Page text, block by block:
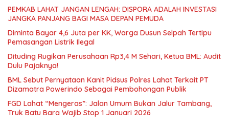
PEMKAB LAHAT JANGAN LENGAH: DISPORA ADALAH INVESTASI
JANGKA PANJANG BAGI MASA DEPAN PEMUDA
Diminta Bayar 4,6 Juta per KK, Warga Dusun Selpah Tertipu
Pemasangan Listrik Ilegal
Dituding Rugikan Perusahaan Rp3,4 M Sehari, Ketua BML: Audit
Dulu Pajaknya!
BML Sebut Pernyataan Kanit Pidsus Polres Lahat Terkait PT
Dizamatra Powerindo Sebagai Pembohongan Publik
FGD Lahat “Mengeras”: Jalan Umum Bukan Jalur Tambang,
Truk Batu Bara Wajib Stop 1 Januari 2026